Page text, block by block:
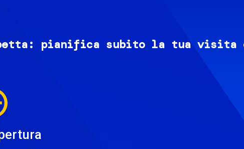
pianifica subito la tua visita